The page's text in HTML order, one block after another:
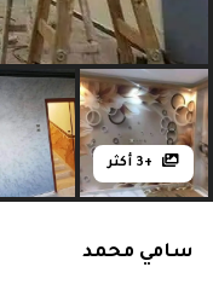
+3 أكثر
سامي محمد